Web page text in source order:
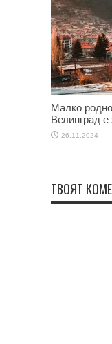
Малко
Велинград
26.11.2024
ТВОЯТ